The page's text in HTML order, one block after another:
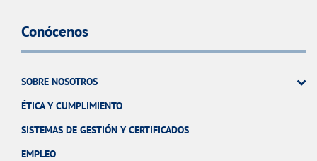
Conócenos
SOBRE NOSOTROS
ÉTICA Y CUMPLIMIENTO
SISTEMAS DE GESTIÓN Y CERTIFICADOS
EMPLEO